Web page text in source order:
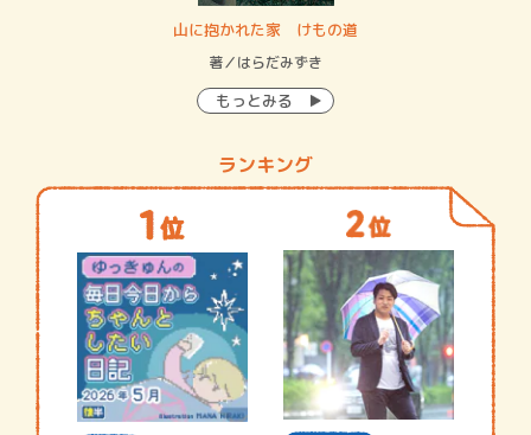
山に抱かれた家 けもの道
著／はらだみずき
もっとみる
ランキング